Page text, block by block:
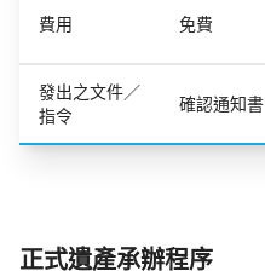
費用 免費
發出之文件／
指令
確認通知書
正式遺產承辦程序